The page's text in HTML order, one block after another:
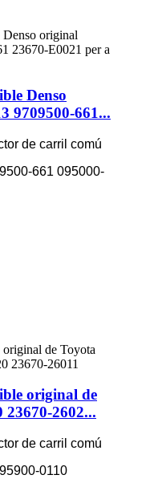
Denso
9709500-661...
de carril comú
661 095000-
original de
23670-2602...
de carril comú
0110